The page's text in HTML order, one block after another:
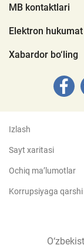
MB kontaktlari
Elektron hukumat
Xabardor bo‘ling
Izlash
Sayt xaritasi
Ochiq ma’lumotlar
Korrupsiyaga